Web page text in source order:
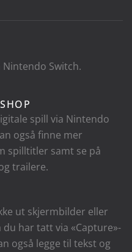
Switch.
spill via Nintendo
også finne mer
spilltitler samt se på
trailere.
ut skjermbilder eller
har tatt via «Capture»-
også legge til tekst og